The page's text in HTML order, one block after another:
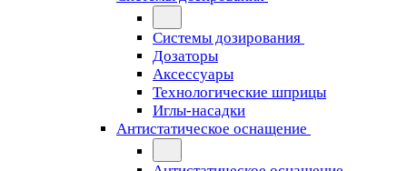
Системы дозирования
Дозаторы
Аксессуары
Технологические шприцы
Иглы-насадки
Антистатическое оснащение